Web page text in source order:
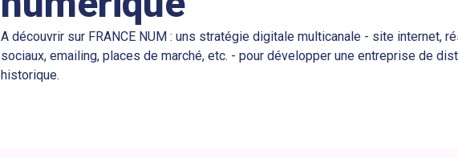
A découvrir sur FRANCE NUM : uns stratégie digitale multicanale - site internet,
sociaux, emailing, places de marché, etc. - pour développer une entreprise de
historique.